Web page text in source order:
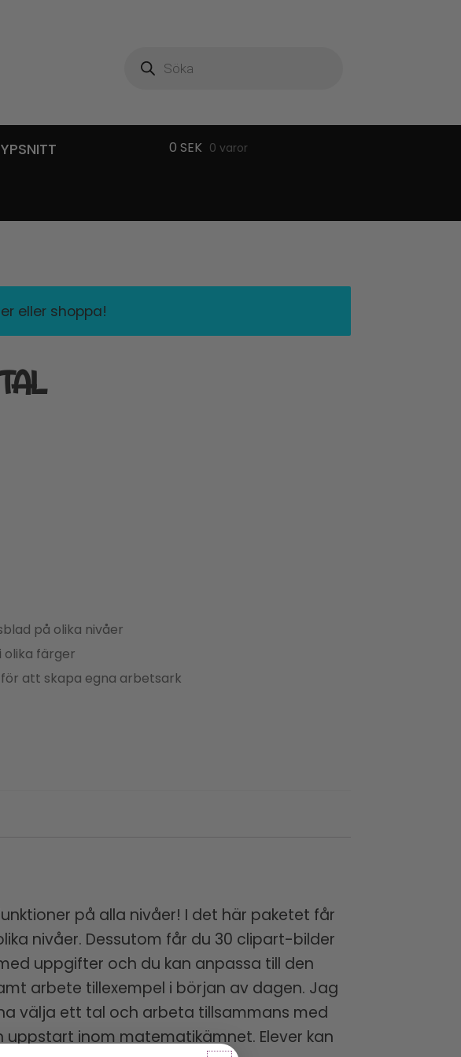
0 SEK 0 varor
eller shoppa!
på olika nivåer
olika färger
att skapa egna arbetsark
på alla nivåer! I det här paketet får
nivåer. Dessutom får du 30 clipart-bilder
uppgifter och du kan anpassa till den
arbete tillexempel i början av dagen. Jag
välja ett tal och arbeta tillsammans med
uppstart inom matematikämnet. Elever kan